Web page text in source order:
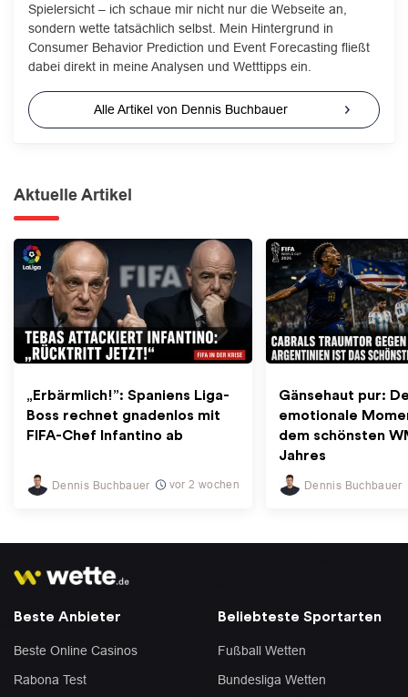
Spielersicht – ich schaue mir nicht nur die Webseite an,
sondern wette tatsächlich selbst. Mein Hintergrund in
Consumer Behavior Prediction und Event Forecasting fließt
dabei direkt in meine Analysen und Wetttipps ein.
Alle Artikel von Dennis Buchbauer
Aktuelle Artikel
„Erbärmlich!”: Spaniens Liga-
Boss rechnet gnadenlos mit
FIFA-Chef Infantino ab
Dennis Buchbauer vor 2 wochen
Gänsehaut pur:
emotionale
dem schönsten
Jahres
Dennis Buchbauer
Beste Anbieter
Beste Online Casinos
Rabona Test
Beliebteste Sportarten
Fußball Wetten
Bundesliga Wetten